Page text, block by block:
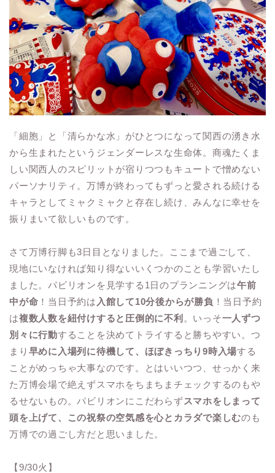
「細胞」と「清らかな水」がひとつになって関西の湧き水
から生まれたというジェンダーレスな生命体。商魂たくま
しい関西人のスピリットが宿りつつもキュートで憎めない
パーソナリティ。万博が終わってもずっと愛される続ける
キャラとしてミャクミャクと存在し続け、みんなに幸せを
振りまいて欲しいものです。
さて万博行脚も3日目となりました。ここまで過ごして、
現地にいなければ知り得ないいくつかのことも学習いたし
ました。パビリオンを見学する1日のプランニングは午前
中が命 ！当日予約は 入館して10分後からが勝負 ！当日予約
は複数人数を紐付けすると圧倒的に不利 。いっそ一人ずつ
別々に行動することを決めてトライすると勝ちやすい。つ
まり 早めに入場列に待機して、ほぼきっちり9時入場する
ことがめっちゃ大事なのです。とはいいつつ、せっかく来
た万博会場で絶えずスマホをちまちまチェックするのもや
るせないもの。パビリオンにこだわらずスマホをしまって
頭を上げて、この祝祭の空気感を心とカラダで楽しむのも
万博での過ごし方だと思いました。
【9/30火】